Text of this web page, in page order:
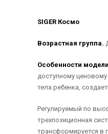
SIGER Космо
Возрастная группа.
Особенности
доступному
тела ребенка,
Регулируемый по
трехпозиционная
трансформируется в